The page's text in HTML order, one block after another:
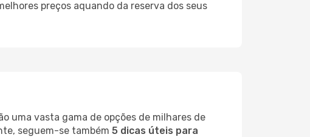
preços aquando da reserva dos seus
uma vasta gama de opções de milhares de
seguem-se também 5 dicas úteis para